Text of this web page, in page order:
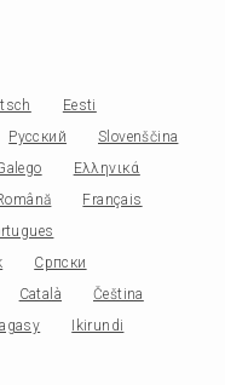
Eesti
Русский
Slovenščina
Ελληνικά
Français
Српски
Català
Čeština
Ikirundi